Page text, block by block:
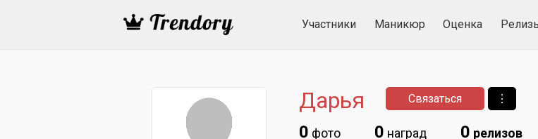
Участники Маникюр Оценка
Дарья Связаться ⋮
0 фото 0 наград 0 релизов